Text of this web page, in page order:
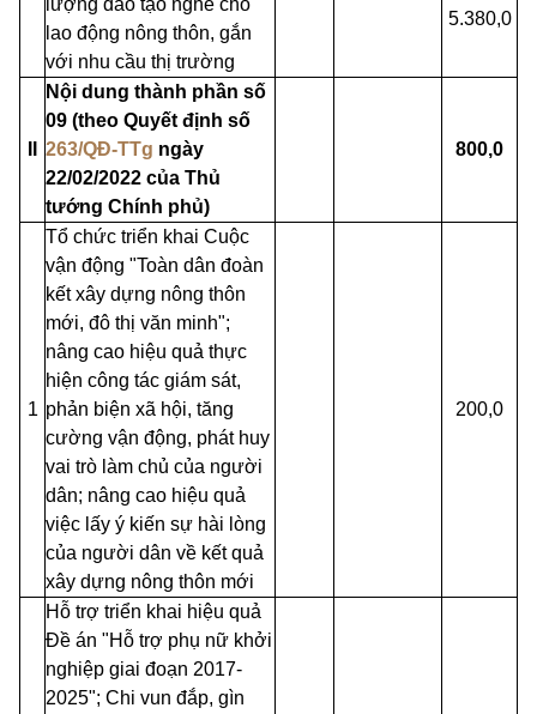
lượng đào tạo nghề cho
lao động nông thôn, gắn
với nhu cầu thị trường
5.380,0
Nội dung thành phần số
09 (theo Quyết định số
263/QĐ-TTg ngày
22/02/2022 của Thủ
tướng Chính phủ)
800,0
1
Tổ chức triển khai Cuộc
vận động "Toàn dân đoàn
kết xây dựng nông thôn
mới, đô thị văn minh";
nâng cao hiệu quả thực
hiện công tác giám sát,
phản biện xã hội, tăng
cường vận động, phát huy
vai trò làm chủ của người
dân; nâng cao hiệu quả
việc lấy ý kiến sự hài lòng
của người dân về kết quả
xây dựng nông thôn mới
200,0
Hỗ trợ triển khai hiệu quả
Đề án "Hỗ trợ phụ nữ khởi
nghiệp giai đoạn 2017-
2025"; Chi vun đắp, gìn